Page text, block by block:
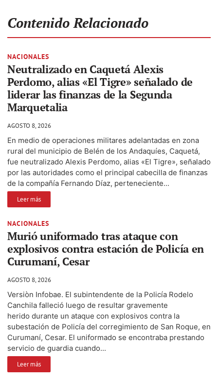
Contenido Relacionado
NACIONALES
Neutralizado en Caquetá Alexis
Perdomo, alias «El Tigre» señalado de
liderar las finanzas de la Segunda
Marquetalia
AGOSTO 8, 2026
En medio de operaciones militares adelantadas en zona
rural del municipio de Belén de los Andaquíes, Caquetá,
fue neutralizado Alexis Perdomo, alias «El Tigre», señalado
por las autoridades como el principal cabecilla de finanzas
de la compañía Fernando Díaz, perteneciente...
Leer más
NACIONALES
Murió uniformado tras ataque con
explosivos contra estación de Policía en
Curumaní, Cesar
AGOSTO 8, 2026
Versiòn Infobae. El subintendente de la Policía Rodelo
Canchila falleció luego de resultar gravemente
herido durante un ataque con explosivos contra la
subestación de Policía del corregimiento de San Roque, en
Curumaní, Cesar. El uniformado se encontraba prestando
servicio de guardia cuando...
Leer más